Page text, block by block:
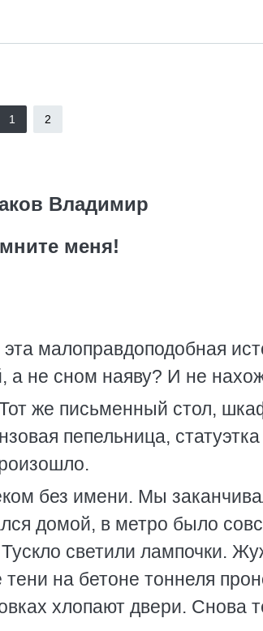
1 2
Владимир
меня!
малоправдоподобная
а не сном наяву? И не
же письменный стол,
пепельница,
без имени. Мы
домой, в метро было
светили лампочки.
на бетоне тоннеля
хлопают двери. Снова